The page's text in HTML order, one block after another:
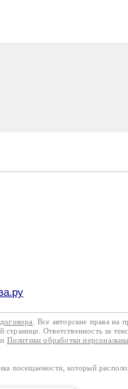
. Все авторские права на
странице. Ответственность за
Политики обработки
посещаемости, который